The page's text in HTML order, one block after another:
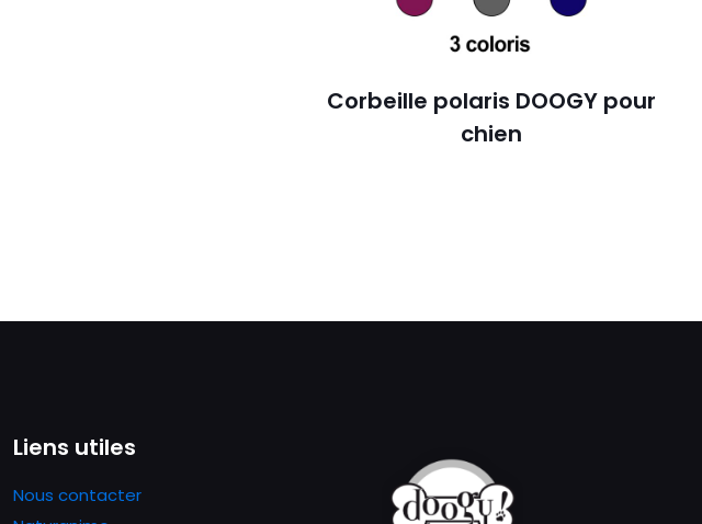
Corbeille polaris DOOGY pour
chien
Liens utiles
Nous contacter